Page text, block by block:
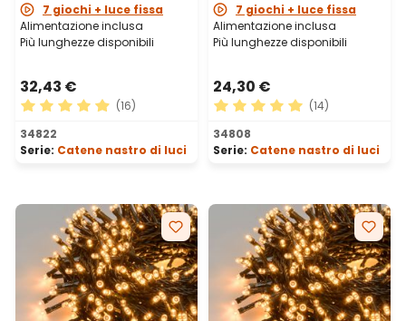
7 giochi + luce fissa
Alimentazione inclusa
Più lunghezze disponibili
32,43 €
Valutazione media di 4.88 su 5 stelle
(16)
34822
Serie: Catene nastro di luci
7 giochi + luce fissa
Alimentazione inclusa
Più lunghezze disponibili
24,30 €
Valutazione media di 5 su
(14)
34808
Serie: Catene nastro di luci